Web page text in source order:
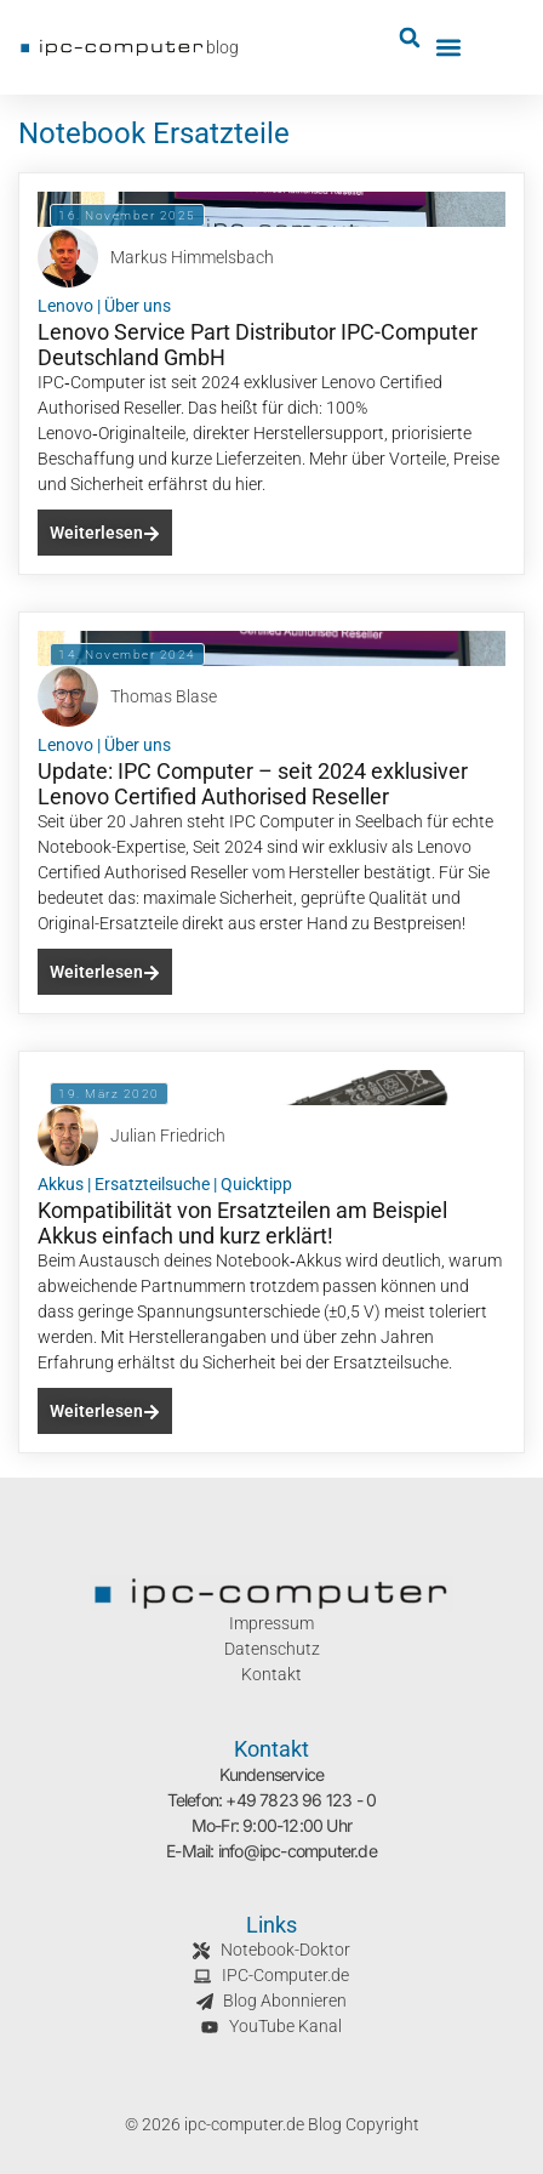
blog
Notebook Ersatzteile
16. November 2025
Markus Himmelsbach
Lenovo | Über uns
Lenovo Service Part Distributor IPC-Computer
Deutschland GmbH
IPC‑Computer ist seit 2024 exklusiver Lenovo Certified
Authorised Reseller. Das heißt für dich: 100%
Lenovo‑Originalteile, direkter Herstellersupport, priorisierte
Beschaffung und kurze Lieferzeiten. Mehr über Vorteile, Preise
und Sicherheit erfährst du hier.
Weiterlesen
14. November 2024
Thomas Blase
Lenovo | Über uns
Update: IPC Computer – seit 2024 exklusiver
Lenovo Certified Authorised Reseller
Seit über 20 Jahren steht IPC Computer in Seelbach für echte
Notebook-Expertise, Seit 2024 sind wir exklusiv als Lenovo
Certified Authorised Reseller vom Hersteller bestätigt. Für Sie
bedeutet das: maximale Sicherheit, geprüfte Qualität und
Original-Ersatzteile direkt aus erster Hand zu Bestpreisen!
Weiterlesen
19. März 2020
Julian Friedrich
Akkus | Ersatzteilsuche |Quicktipp
Kompatibilität von Ersatzteilen am Beispiel
Akkus einfach und kurz erklärt!
Beim Austausch deines Notebook‑Akkus wird deutlich, warum
abweichende Partnummern trotzdem passen können und
dass geringe Spannungsunterschiede (±0,5 V) meist toleriert
werden. Mit Herstellerangaben und über zehn Jahren
Erfahrung erhältst du Sicherheit bei der Ersatzteilsuche.
Weiterlesen
Impressum
Datenschutz
Kontakt
Kontakt
Kundenservice
Telefon: +49 7823 96 123 - 0
Mo-Fr: 9:00-12:00 Uhr
E-Mail: info@ipc-computer.de
Links
Notebook-Doktor
IPC-Computer.de
Blog Abonnieren
YouTube Kanal
© 2026 ipc-computer.de Blog Copyright